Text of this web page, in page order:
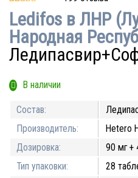
Рейтинг
4.95из 5 на
основе
опроса
40
пользователей
Ledifos в ЛНР
Народная
В наличии
Состав:
Производитель:
Hetero
Дозировка:
90 мг +
Тип упаковки:
28